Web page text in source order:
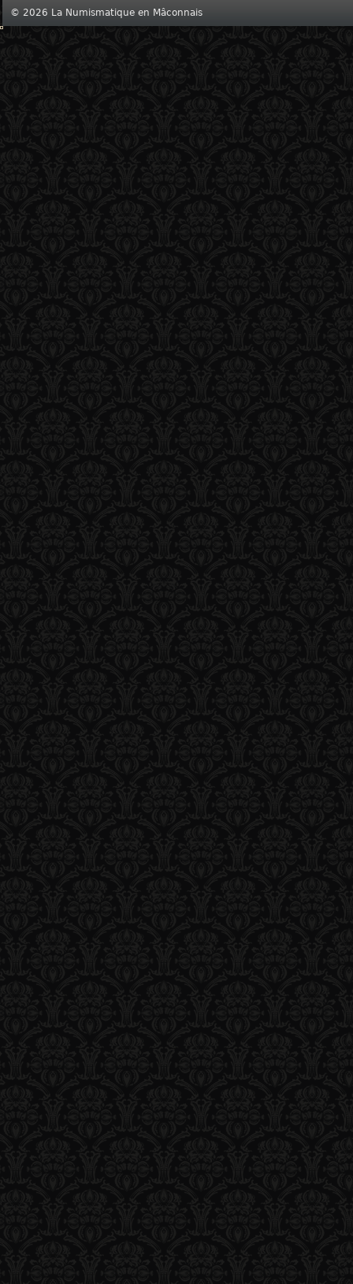
© 2026 La Numismatique en Mâconnais